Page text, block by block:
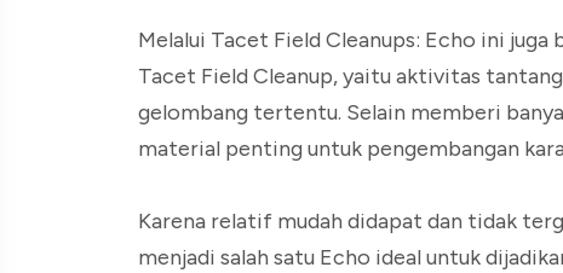
Melalui Tacet Field Cleanups: Echo ini juga
Tacet Field Cleanup, yaitu aktivitas
gelombang tertentu. Selain memberi
material penting untuk pengembangan
Karena relatif mudah didapat dan tidak
menjadi salah satu Echo ideal untuk